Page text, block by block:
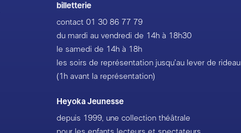
billetterie
contact01 30 86 77 79
du mardi au vendredi de 14h à 18h30
le samedi de 14h à 18h
les soirs de représentation jusqu’au lever de rideau
(1h avant la représentation)
Heyoka Jeunesse
depuis 1999, une collection théâtrale